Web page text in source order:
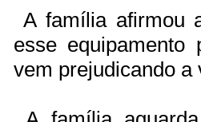
A família afirmou
esse
vem prejudicando a